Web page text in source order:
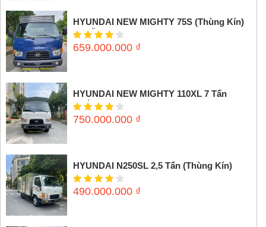
HYUNDAI NEW MIGHTY 75S (Thùng Kín)
3,5 tấn
659.000.000 ₫
HYUNDAI NEW MIGHTY 110XL 7 Tấn
(Thùng mui bạt)
750.000.000 ₫
HYUNDAI N250SL 2,5 Tấn (Thùng Kín)
490.000.000 ₫